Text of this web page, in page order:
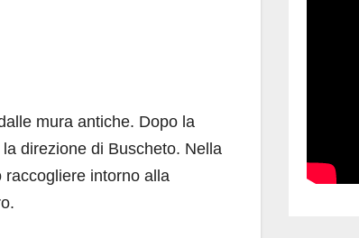
mura antiche. Dopo la
direzione di Buscheto. Nella
intorno alla